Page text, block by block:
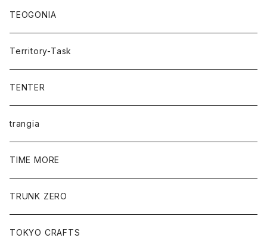
TEOGONIA
Territory-Task
TENTER
trangia
TIME MORE
TRUNK ZERO
TOKYO CRAFTS